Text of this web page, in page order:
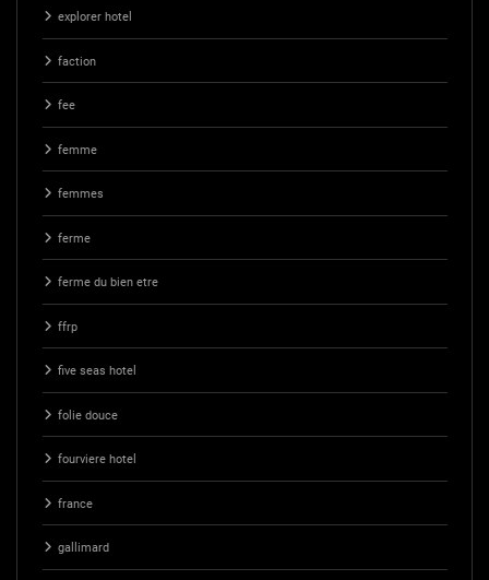
explorer hotel
faction
fee
femme
femmes
ferme
ferme du bien etre
ffrp
five seas hotel
folie douce
fourviere hotel
france
gallimard